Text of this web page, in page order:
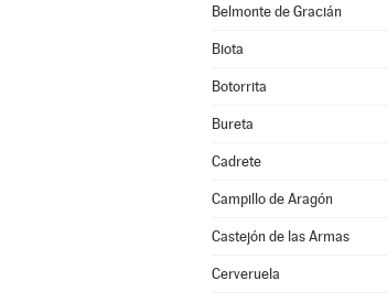
Belmonte de Gracián
Biota
Botorrita
Bureta
Cadrete
Campillo de Aragón
Castejón de las Armas
Cerveruela